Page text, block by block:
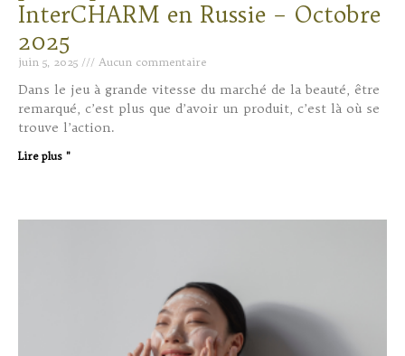
InterCHARM en Russie – Octobre
2025
juin 5, 2025 Aucun commentaire
Dans le jeu à grande vitesse du marché de la beauté, être
remarqué, c’est plus que d’avoir un produit, c’est là où se
trouve l’action.
Lire plus "